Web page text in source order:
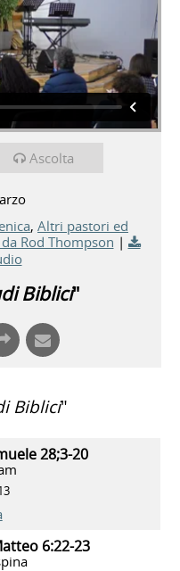
Ascolta
, Altri pastori ed
Rod Thompson |
Biblici"
Biblici"
28;3-20
6:22-23